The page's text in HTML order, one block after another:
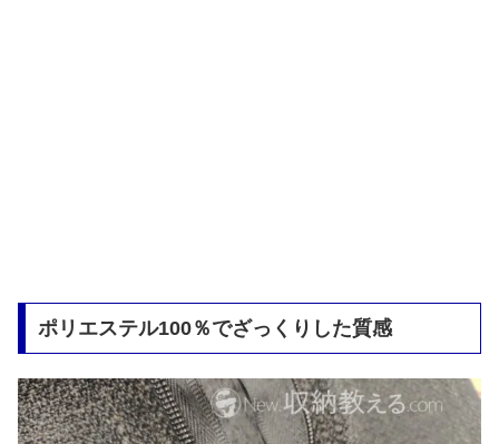
ポリエステル100％でざっくりした質感